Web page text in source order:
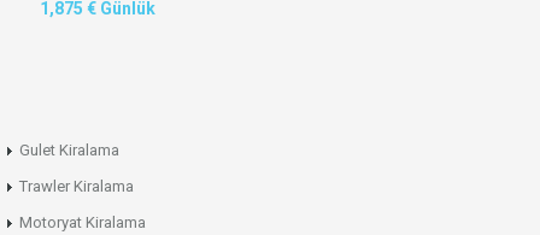
1,875 € Günlük
Gulet Kiralama
Trawler Kiralama
Motoryat Kiralama